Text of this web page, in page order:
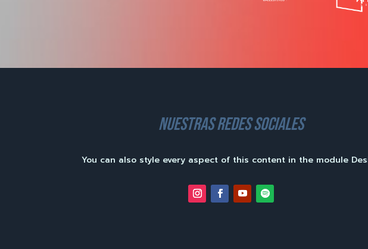
nuestras redes sociales
You can also style every aspect of this content in the module